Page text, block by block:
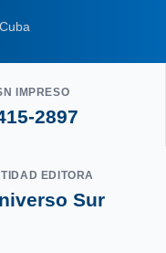
IMPRESO
2897
EDITORA
Sur